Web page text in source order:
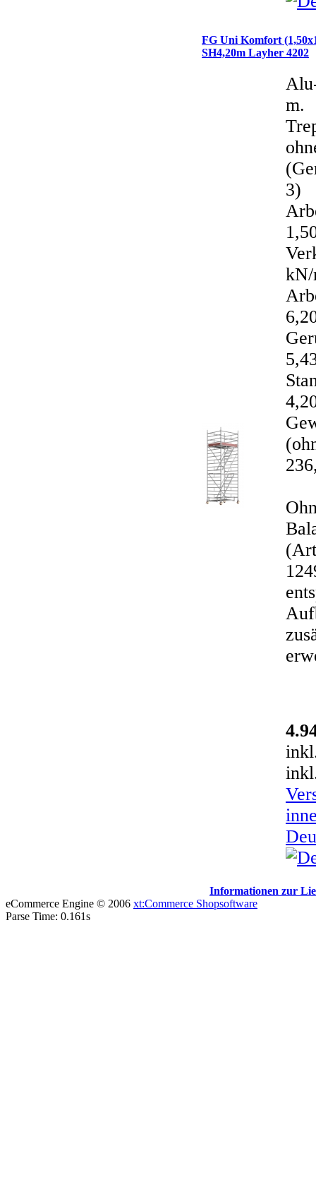
FG Uni Komfort
SH4,20m Layher 4202
m.
3)
kN/
Informationen zur
eCommerce Engine © 2006 xt:Commerce Shopsoftware
Parse Time: 0.161s